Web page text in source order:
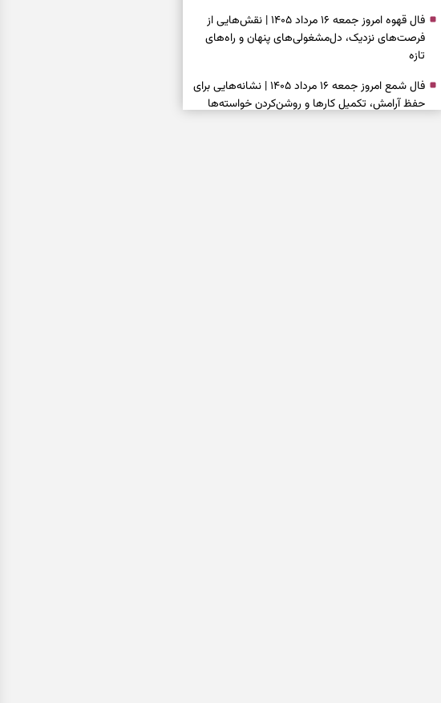
فال قهوه امروز جمعه ۱۶ مرداد ۱۴۰۵ | نقش‌هایی از
فرصت‌های نزدیک، دل‌مشغولی‌های پنهان و راه‌های
تازه
فال شمع امروز جمعه ۱۶ مرداد ۱۴۰۵ | نشانه‌هایی برای
حفظ آرامش، تکمیل کارها و روشن‌کردن خواسته‌ها